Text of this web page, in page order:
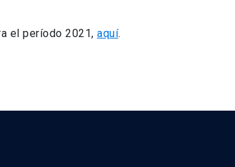
el período 2021, aquí.